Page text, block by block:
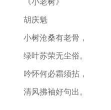
《小老树》
胡庆魁
小树沧桑有老骨，
绿叶苏荣无尘俗。
吟怀何必霜须拈，
清风拂袖好句出。